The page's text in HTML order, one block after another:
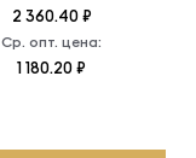
2 360.40 ₽
Ср. опт. цена:
1 180.20 ₽